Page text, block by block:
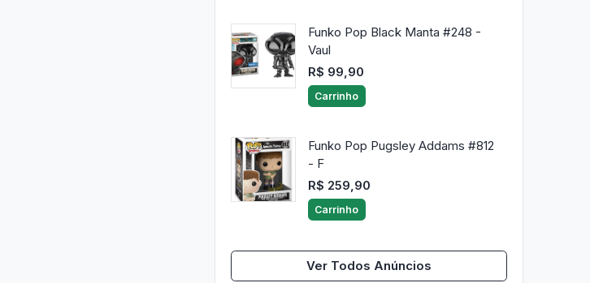
Funko Pop Black Manta #248 -
Vaul
R$ 99,90
Carrinho
Funko Pop Pugsley Addams #812
- F
R$ 259,90
Carrinho
Ver Todos Anúncios